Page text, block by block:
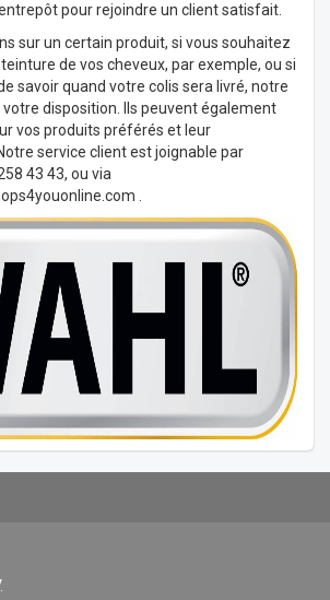
pour rejoindre un client satisfait.
sur un certain produit, si vous souhaitez
de vos cheveux, par exemple, ou si
savoir quand votre colis sera livré, notre
disposition. Ils peuvent également
vos produits préférés et leur
service client est joignable par
43 43, ou via
.